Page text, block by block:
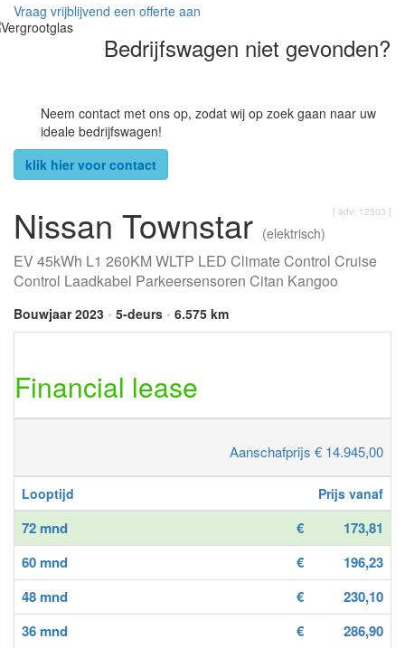
Vraag vrijblijvend een offerte aan
Bedrijfswagen niet gevonden?
Neem contact met ons op, zodat wij op zoek gaan naar uw
ideale bedrijfswagen!
klik hier voor contact
[ adv: 12503 ]
Nissan Townstar (elektrisch)
EV 45kWh L1 260KM WLTP LED Climate Control Cruise
Control Laadkabel Parkeersensoren Citan Kangoo
Bouwjaar 2023 • 5-deurs • 6.575 km
Financial lease
Aanschafprijs € 14.945,00
Looptijd Prijs vanaf
72 mnd €
173,81
60 mnd
€
196,23
48 mnd
€
230,10
36 mnd
€ 286,90